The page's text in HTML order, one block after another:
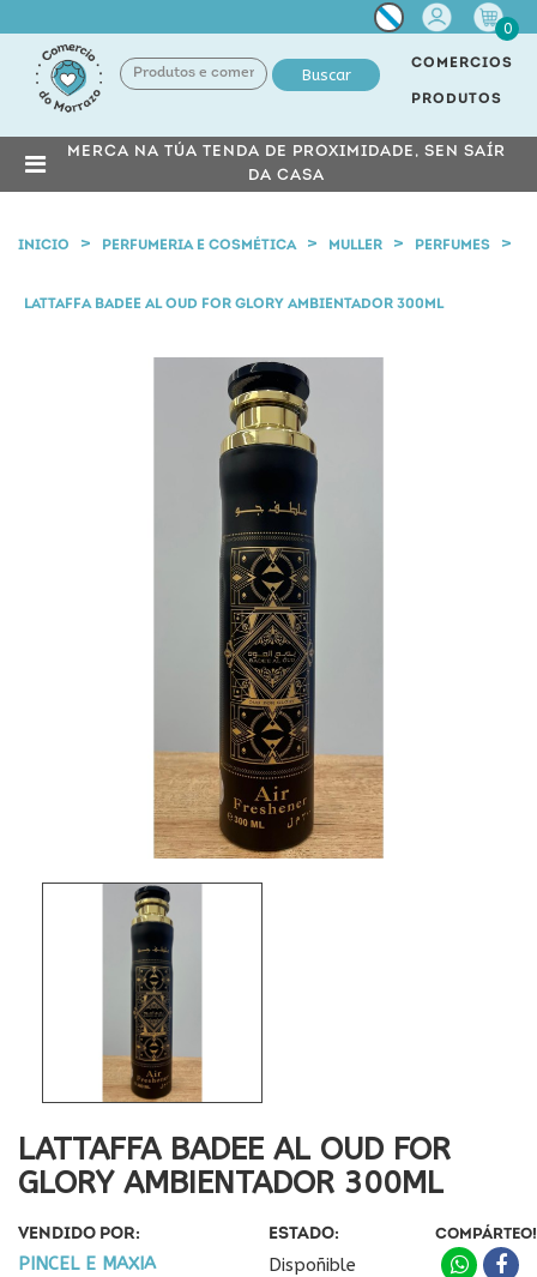
Miña
conta
0
Buscar
COMERCIOS
PRODUTOS
MERCA NA TÚA TENDA DE PROXIMIDADE, SEN SAÍR
DA CASA
INICIO PERFUMERIA E COSMÉTICA MULLER PERFUMES
LATTAFFA BADEE AL OUD FOR GLORY AMBIENTADOR 300ML
LATTAFFA BADEE AL OUD FOR
GLORY AMBIENTADOR 300ML
VENDIDO POR:
PINCEL E MAXIA
ESTADO:
Dispoñible
COMPÁRTEO!